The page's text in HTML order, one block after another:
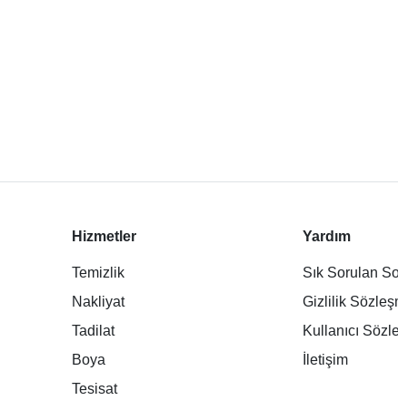
Hizmetler
Temizlik
Nakliyat
Tadilat
Boya
Tesisat
Yardım
Sık Sorulan
Gizlilik
Kullanıcı
İletişim